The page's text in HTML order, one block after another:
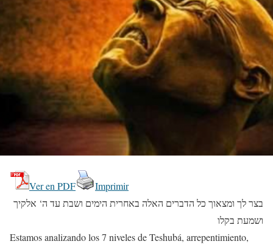
Ver en PDF
Imprimir
בצר לך ומצאוך כל הדברים האלה באחרית הימים ושבת עד ה‘ אלקיך
ושמעת בקלו
Estamos analizando los 7 niveles de Teshubá, arrepentimiento,